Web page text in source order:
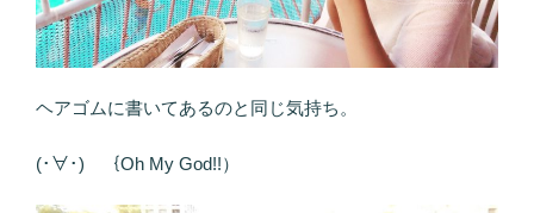
ヘアゴムに書いてあるのと同じ気持ち。
(･∀･) ｛Oh My God!!）